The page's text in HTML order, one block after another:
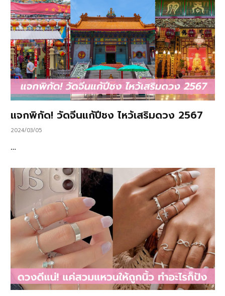
แจกพิกัด! วัดจีนแก้ปีชง ไหว้เสริมดวง 2567
2024/03/05
…